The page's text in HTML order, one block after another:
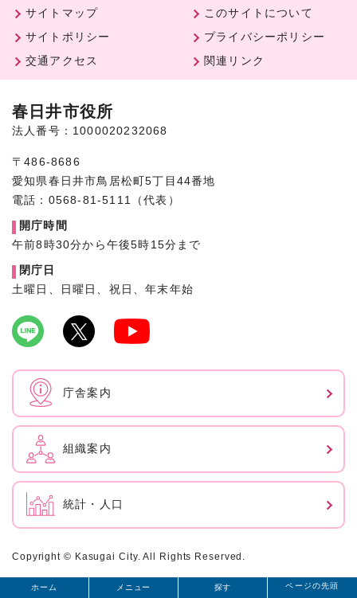
メニュー
ホーム 探す ページの先頭
サイトマップ
このサイトについて
サイトポリシー
プライバシーポリシー
交通アクセス
関連リンク
春日井市役所
法人番号：1000020232068
〒486-8686
愛知県春日井市鳥居松町5丁目44番地
電話：0568-81-5111（代表）
開庁時間
午前8時30分から午後5時15分まで
閉庁日
土曜日、日曜日、祝日、年末年始
庁舎案内
組織案内
統計・人口
Copyright © Kasugai City. All Rights Reserved.